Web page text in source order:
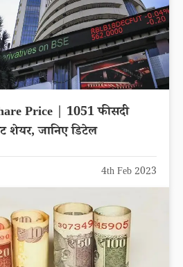
Price | 1051 फीसदी
शेयर, जानिए डिटेल
4th Feb 2023